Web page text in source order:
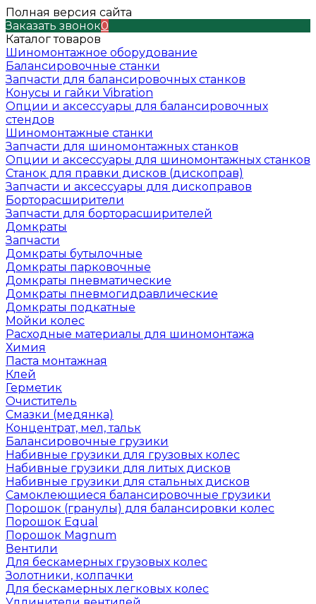
Полная версия сайта
Заказать звонок0
Каталог товаров
Шиномонтажное оборудование
Балансировочные станки
Запчасти для балансировочных станков
Конусы и гайки Vibration
Опции и аксессуары для балансировочных
стендов
Шиномонтажные станки
Запчасти для шиномонтажных станков
Опции и аксессуары для шиномонтажных станков
Станок для правки дисков (дископрав)
Запчасти и аксессуары для дископравов
Борторасширители
Запчасти для борторасширителей
Домкраты
Запчасти
Домкраты бутылочные
Домкраты парковочные
Домкраты пневматические
Домкраты пневмогидравлические
Домкраты подкатные
Мойки колес
Расходные материалы для шиномонтажа
Химия
Паста монтажная
Клей
Герметик
Очиститель
Смазки (медянка)
Концентрат, мел, тальк
Балансировочные грузики
Набивные грузики для грузовых колес
Набивные грузики для литых дисков
Набивные грузики для стальных дисков
Самоклеющиеся балансировочные грузики
Порошок (гранулы) для балансировки колес
Порошок Equal
Порошок Magnum
Вентили
Для бескамерных грузовых колес
Золотники, колпачки
Для бескамерных легковых колес